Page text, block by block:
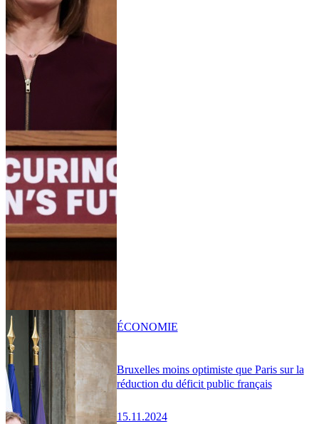
Bruxelles moins optimiste que Paris sur la
réduction du déficit public français
15.11.2024
ÉCONOMIE